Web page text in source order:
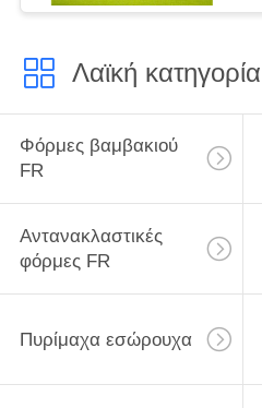
Λαϊκή κατηγορία
Φόρμες βαμβακιού
FR
Αντανακλαστικές
φόρμες FR
Πυρίμαχα εσώρουχα